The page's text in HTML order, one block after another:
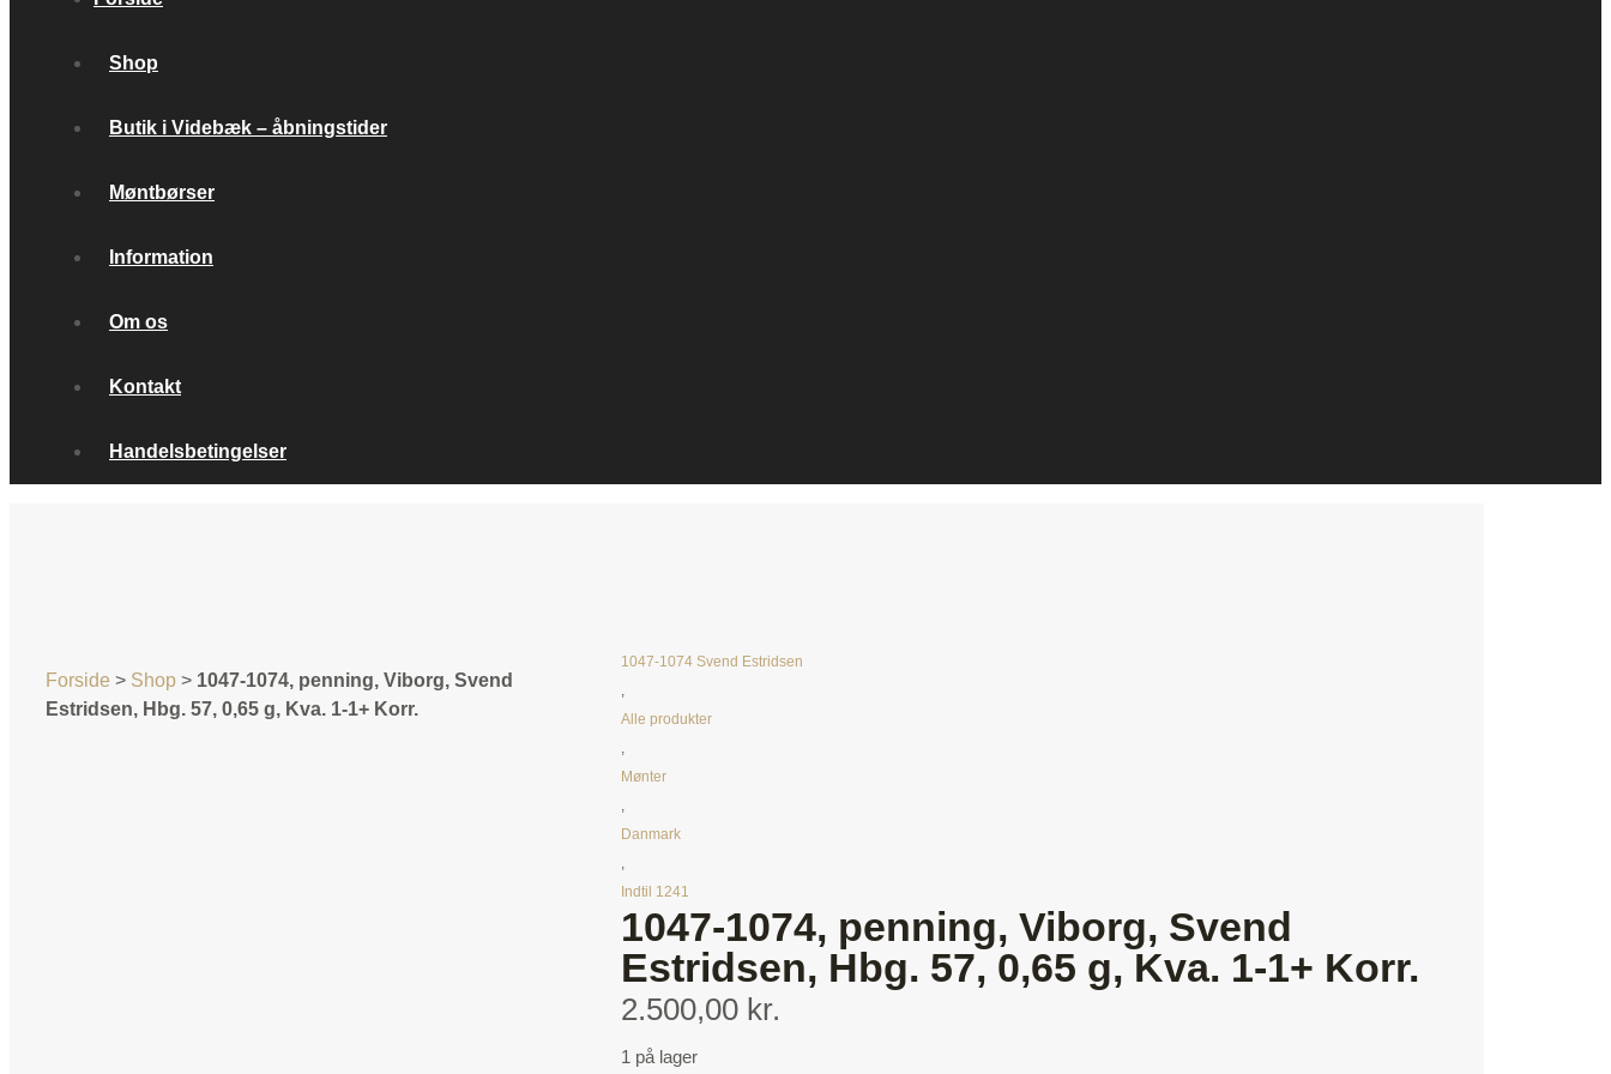
Shop
Butik i Videbæk – åbningstider
Møntbørser
Information
Om os
Kontakt
Handelsbetingelser
Forside > Shop > 1047-1074, penning, Viborg, Svend
Estridsen, Hbg. 57, 0,65 g, Kva. 1-1+ Korr.
1047-1074 Svend Estridsen
,
Alle produkter
,
Mønter
,
Danmark
,
Indtil 1241
1047-1074, penning, Viborg, Svend
Estridsen, Hbg. 57, 0,65 g, Kva. 1-1+ Korr.
2.500,00 kr.
1 på lager